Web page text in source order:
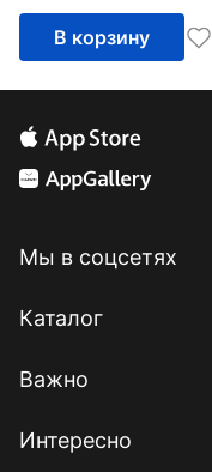
В корзину
Мы в соцсетях
Каталог
Важно
Интересно